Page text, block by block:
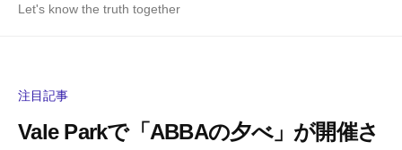
Let's know the truth together
注目記事
Vale Parkで「ABBAの夕べ」が開催さ